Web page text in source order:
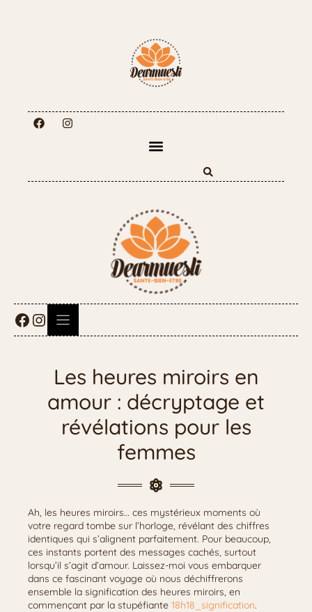
Les heures miroirs en
amour : décryptage et
révélations pour les
femmes
Ah, les heures miroirs… ces mystérieux moments où
votre regard tombe sur l’horloge, révélant des chiffres
identiques qui s’alignent parfaitement. Pour beaucoup,
ces instants portent des messages cachés, surtout
lorsqu’il s’agit d’amour. Laissez-moi vous embarquer
dans ce fascinant voyage où nous déchiffrerons
ensemble la signification des heures miroirs, en
commençant par la stupéfiante 18h18_signification.